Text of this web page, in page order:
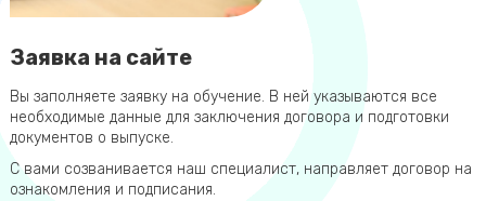
Заявка на сайте
Вы заполняете заявку на обучение. В ней указываются все
необходимые данные для заключения договора и подготовки
документов о выпуске.
С вами созванивается наш специалист, направляет договор на
ознакомления и подписания.